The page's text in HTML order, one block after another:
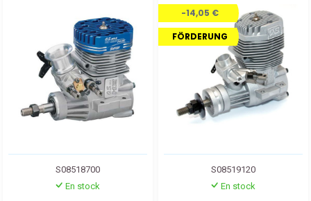
S08518700
En stock
-14,05 €
FÖRDERUNG
S08519120
En stock